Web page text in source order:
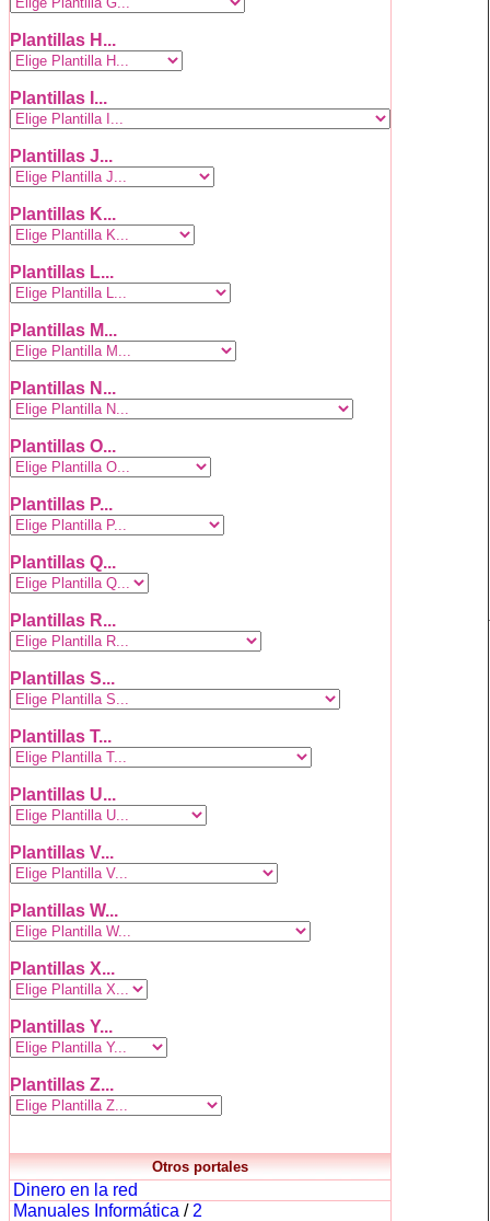
Plantillas H...
Plantillas I...
Plantillas J...
Plantillas K...
Plantillas L...
Plantillas M...
Plantillas N...
Plantillas O...
Plantillas P...
Plantillas Q...
Plantillas R...
Plantillas S...
Plantillas T...
Plantillas U...
Plantillas V...
Plantillas W...
Plantillas X...
Plantillas Y...
Plantillas Z...
Otros portales
Dinero en la red
Manuales Informática / 2